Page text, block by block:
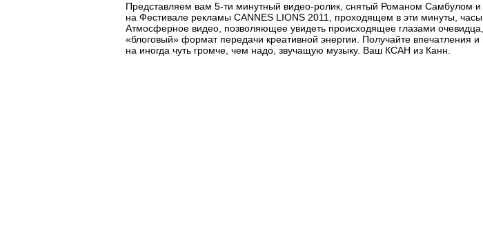
Представляем вам 5-ти минутный видео-ролик, снятый Романом Самбулом и
на Фестивале рекламы CANNES LIONS 2011, проходящем в эти минуты,
Атмосферное видео, позволяющее увидеть происходящее глазами
«блоговый» формат передачи креативной энергии. Получайте впечатления
на иногда чуть громче, чем надо, звучащую музыку. Ваш КСАН из Канн.